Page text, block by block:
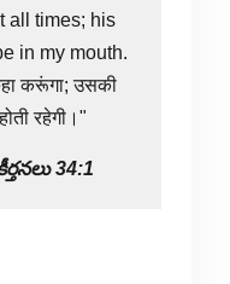
all times; his
in my mouth.
करूंगा; उसकी
रहेगी।"
34:1